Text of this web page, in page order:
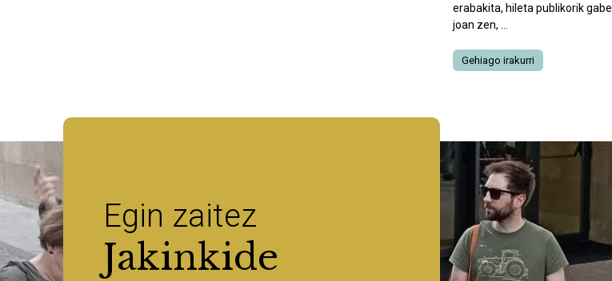
erabakita, hileta publikorik gabe
joan zen, ...
Gehiago irakurri
Egin zaitez
Jakinkide